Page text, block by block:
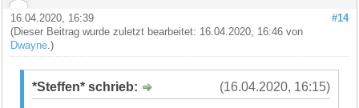
#14
16.04.2020, 16:39
(Dieser Beitrag wurde zuletzt bearbeitet: 16.04.2020, 16:46 von
Dwayne .)
(16.04.2020, 16:15)
*Steffen* schrieb: